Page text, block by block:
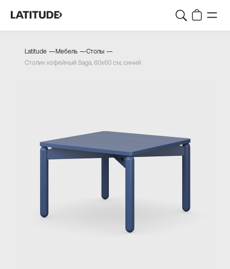
Latitude —Мебель —Столы —
Столик кофейный Saga, 60х60 см, синий